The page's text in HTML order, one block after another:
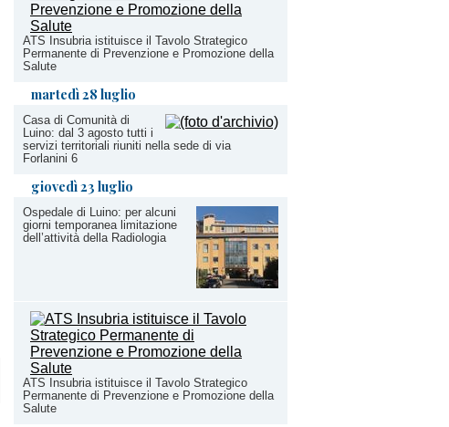
ATS Insubria istituisce il Tavolo Strategico
Permanente di Prevenzione e Promozione della
Salute
martedì 28 luglio
Casa di Comunità di
Luino: dal 3 agosto tutti i
servizi territoriali riuniti nella sede di via
Forlanini 6
giovedì 23 luglio
Ospedale di Luino: per alcuni
giorni temporanea limitazione
dell’attività della Radiologia
ATS Insubria istituisce il Tavolo Strategico
Permanente di Prevenzione e Promozione della
Salute